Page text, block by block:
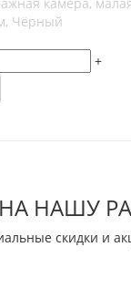
Чёрный
+
НАШУ
скидки и